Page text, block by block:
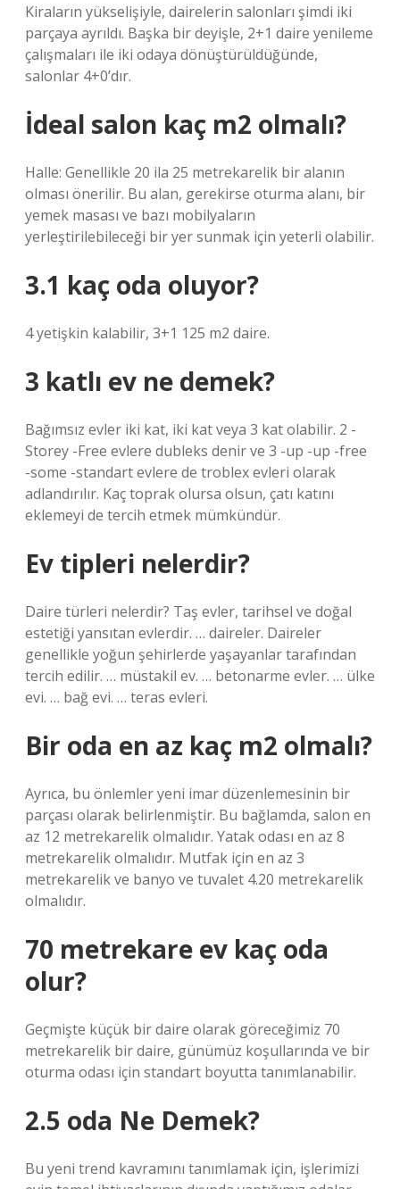
Kiraların yükselişiyle, dairelerin salonları şimdi iki
parçaya ayrıldı. Başka bir deyişle, 2+1 daire yenileme
çalışmaları ile iki odaya dönüştürüldüğünde,
salonlar 4+0’dır.
İdeal salon kaç m2 olmalı?
Halle: Genellikle 20 ila 25 metrekarelik bir alanın
olması önerilir. Bu alan, gerekirse oturma alanı, bir
yemek masası ve bazı mobilyaların
yerleştirilebileceği bir yer sunmak için yeterli olabilir.
3.1 kaç oda oluyor?
4 yetişkin kalabilir, 3+1 125 m2 daire.
3 katlı ev ne demek?
Bağımsız evler iki kat, iki kat veya 3 kat olabilir. 2 -
Storey -Free evlere dubleks denir ve 3 -up -up -free
-some -standart evlere de troblex evleri olarak
adlandırılır. Kaç toprak olursa olsun, çatı katını
eklemeyi de tercih etmek mümkündür.
Ev tipleri nelerdir?
Daire türleri nelerdir? Taş evler, tarihsel ve doğal
estetiği yansıtan evlerdir. … daireler. Daireler
genellikle yoğun şehirlerde yaşayanlar tarafından
tercih edilir. … müstakil ev. … betonarme evler. … ülke
evi. … bağ evi. … teras evleri.
Bir oda en az kaç m2 olmalı?
Ayrıca, bu önlemler yeni imar düzenlemesinin bir
parçası olarak belirlenmiştir. Bu bağlamda, salon en
az 12 metrekarelik olmalıdır. Yatak odası en az 8
metrekarelik olmalıdır. Mutfak için en az 3
metrekarelik ve banyo ve tuvalet 4.20 metrekarelik
olmalıdır.
70 metrekare ev kaç oda
olur?
Geçmişte küçük bir daire olarak göreceğimiz 70
metrekarelik bir daire, günümüz koşullarında ve bir
oturma odası için standart boyutta tanımlanabilir.
2.5 oda Ne Demek?
Bu yeni trend kavramını tanımlamak için, işlerimizi